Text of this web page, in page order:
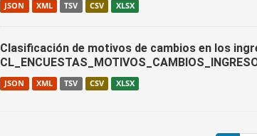
JSON XML TSV CSV XLSX
Clasificación de motivos de cambios en los
JSON XML TSV CSV XLSX